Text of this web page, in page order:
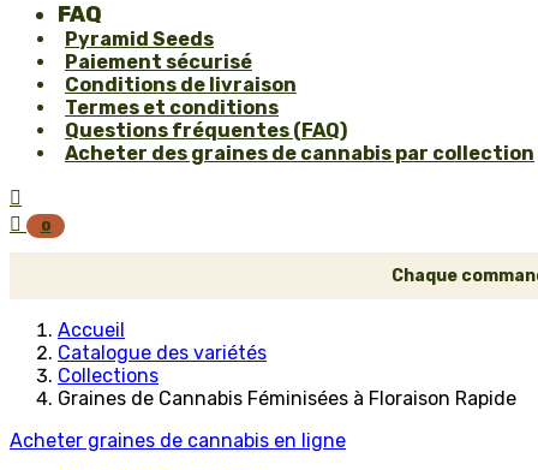
FAQ
Pyramid Seeds
Paiement sécurisé
Conditions de livraison
Termes et conditions
Questions fréquentes (FAQ)
Acheter des graines de cannabis par collection


0
Chaque
Accueil
Catalogue des variétés
Collections
Graines de Cannabis Féminisées à Floraison Rapide
Acheter graines de cannabis en ligne